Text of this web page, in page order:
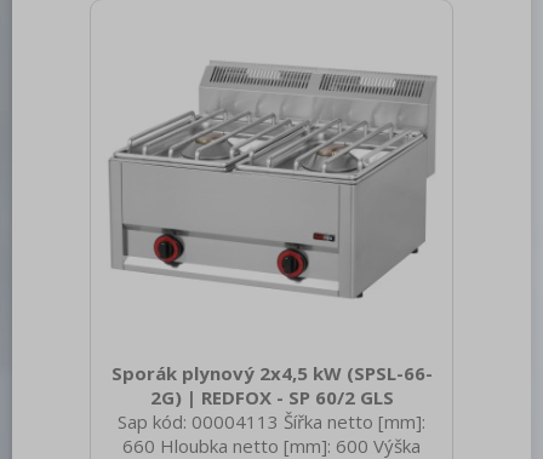
deska, AISI 430 opláštění Materiál vrchní
desky: AISI 304
Sporák plynový 2x4,5 kW (SPSL-66-
2G) | REDFOX - SP 60/2 GLS
Sap kód: 00004113 Šířka netto [mm]:
660 Hloubka netto [mm]: 600 Výška